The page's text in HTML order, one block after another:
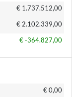
€ 1.737.512,00
€ 2.102.339,00
€ -364.827,00
€ 0,00